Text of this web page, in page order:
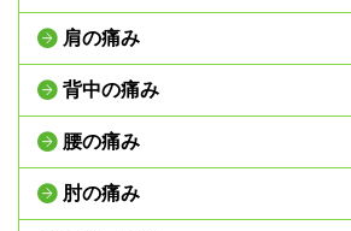
肩の痛み
背中の痛み
腰の痛み
肘の痛み